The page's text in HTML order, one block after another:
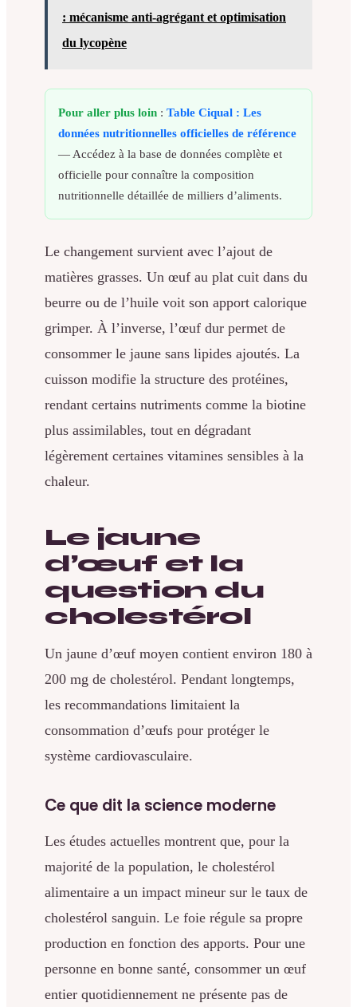
: mécanisme anti-agrégant et optimisation
du lycopène
Pour aller plus loin : Table Ciqual : Les
données nutritionnelles officielles de référence
— Accédez à la base de données complète et
officielle pour connaître la composition
nutritionnelle détaillée de milliers d’aliments.
Le changement survient avec l’ajout de
matières grasses. Un œuf au plat cuit dans du
beurre ou de l’huile voit son apport calorique
grimper. À l’inverse, l’œuf dur permet de
consommer le jaune sans lipides ajoutés. La
cuisson modifie la structure des protéines,
rendant certains nutriments comme la biotine
plus assimilables, tout en dégradant
légèrement certaines vitamines sensibles à la
chaleur.
Le jaune
d’œuf et la
question du
cholestérol
Un jaune d’œuf moyen contient environ 180 à
200 mg de cholestérol. Pendant longtemps,
les recommandations limitaient la
consommation d’œufs pour protéger le
système cardiovasculaire.
Ce que dit la science moderne
Les études actuelles montrent que, pour la
majorité de la population, le cholestérol
alimentaire a un impact mineur sur le taux de
cholestérol sanguin. Le foie régule sa propre
production en fonction des apports. Pour une
personne en bonne santé, consommer un œuf
entier quotidiennement ne présente pas de